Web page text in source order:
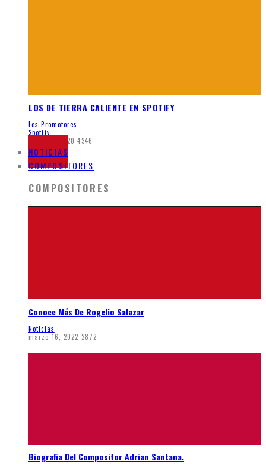
LOS DE TIERRA CALIENTE EN SPOTIFY
Los Promotores
Spotify
mayo 21, 2020 4346
NOTICIAS
COMPOSITORES
COMPOSITORES
Conoce Más De Rogelio Salazar
Noticias
marzo 16, 2022 2872
Biografia Del Compositor Adrian Santana.